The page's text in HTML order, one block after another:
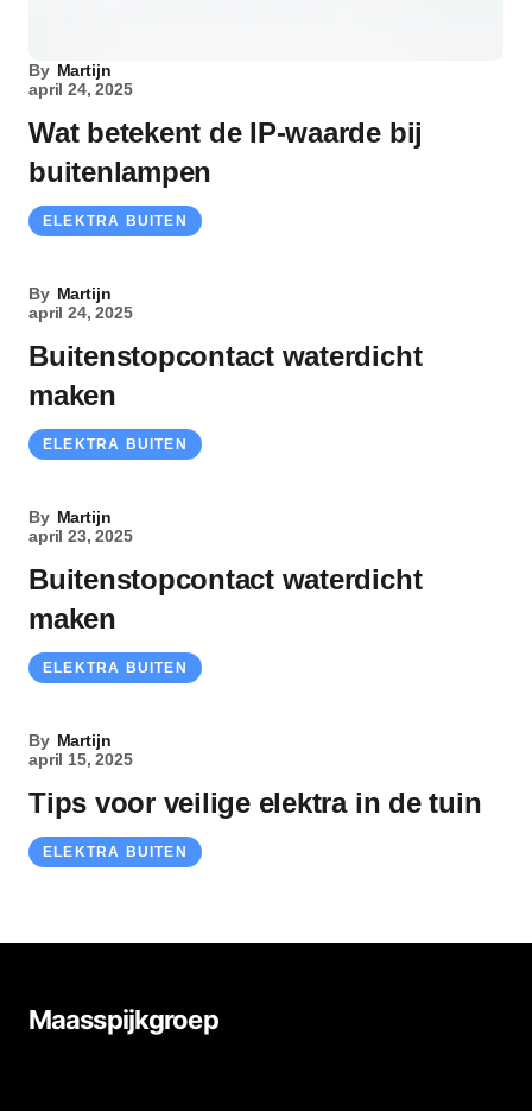
By Martijn
april 24, 2025
Wat betekent de IP-waarde bij
buitenlampen
ELEKTRA BUITEN
By Martijn
april 24, 2025
Buitenstopcontact waterdicht
maken
ELEKTRA BUITEN
By Martijn
april 23, 2025
Buitenstopcontact waterdicht
maken
ELEKTRA BUITEN
By Martijn
april 15, 2025
Tips voor veilige elektra in de tuin
ELEKTRA BUITEN
Maasspijkgroep